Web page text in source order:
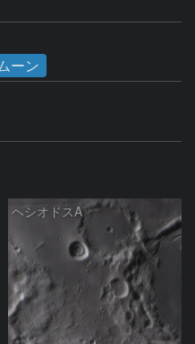
ーン
ヘシオドスA